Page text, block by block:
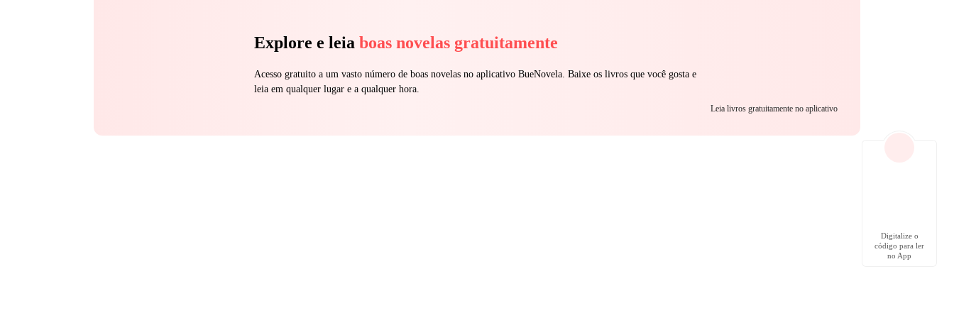
Explore e leia boas novelas gratuitamente
Acesso gratuito a um vasto número de boas novelas no aplicativo BueNovela. Baixe os livros que você gosta e
leia em qualquer lugar e a qualquer hora.
Leia livros gratuitamente no aplicativo
Digitalize o
código para ler
no App